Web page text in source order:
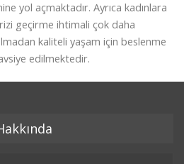
yol açmaktadır. Ayrıca kadınlara
geçirme ihtimali çok daha
kaliteli yaşam için beslenme
edilmektedir.